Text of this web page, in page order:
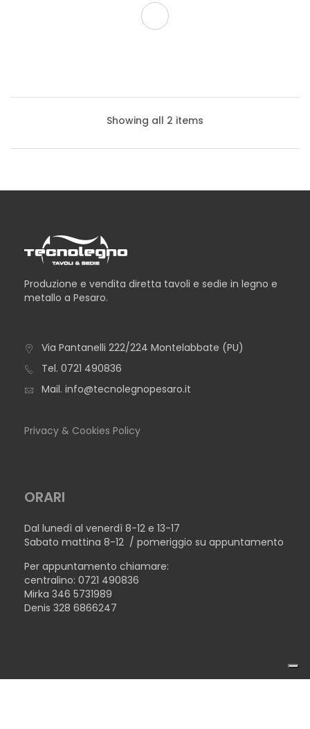
TAVOLO NEVADA
Showing all 2 items
Produzione e vendita diretta tavoli e sedie in legno e
metallo a Pesaro.
Via Pantanelli 222/224 Montelabbate (PU)
Tel. 0721 490836
Mail. info@tecnolegnopesaro.it
Privacy & Cookies Policy
ORARI
Dal lunedì al venerdì 8-12 e 13-17
Sabato mattina 8-12 / pomeriggio su appuntamento
Per appuntamento chiamare:
centralino: 0721 490836
Mirka 346 5731989
Denis 328 6866247